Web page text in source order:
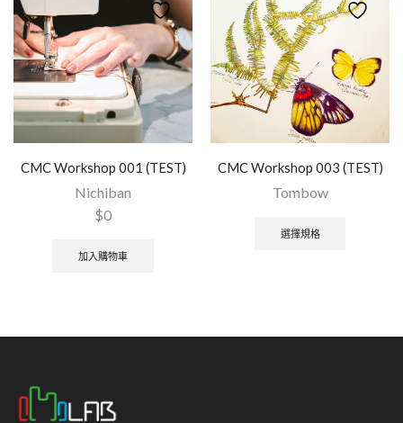
CMC Workshop 001 (TEST)
Nichiban
$0
加入購物車
CMC Workshop 003 (TEST)
Tombow
選擇規格